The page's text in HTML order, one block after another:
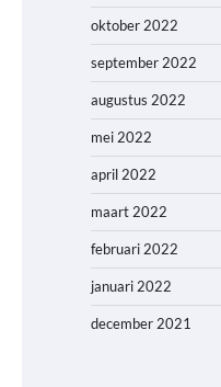
oktober 2022
september 2022
augustus 2022
mei 2022
april 2022
maart 2022
februari 2022
januari 2022
december 2021